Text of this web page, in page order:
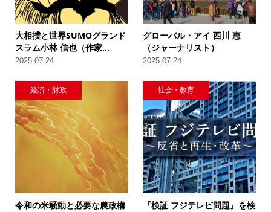
大相撲と世界SUMOグランド
スラム小林 信也（作家...
2025.07.24
グローバル・アイ 西川 恵
（ジャーナリスト）
2025.07.24
経済・財政
令和の米騒動と必要な農政構
社会・教育
『検証 フジテレビ問題』を検